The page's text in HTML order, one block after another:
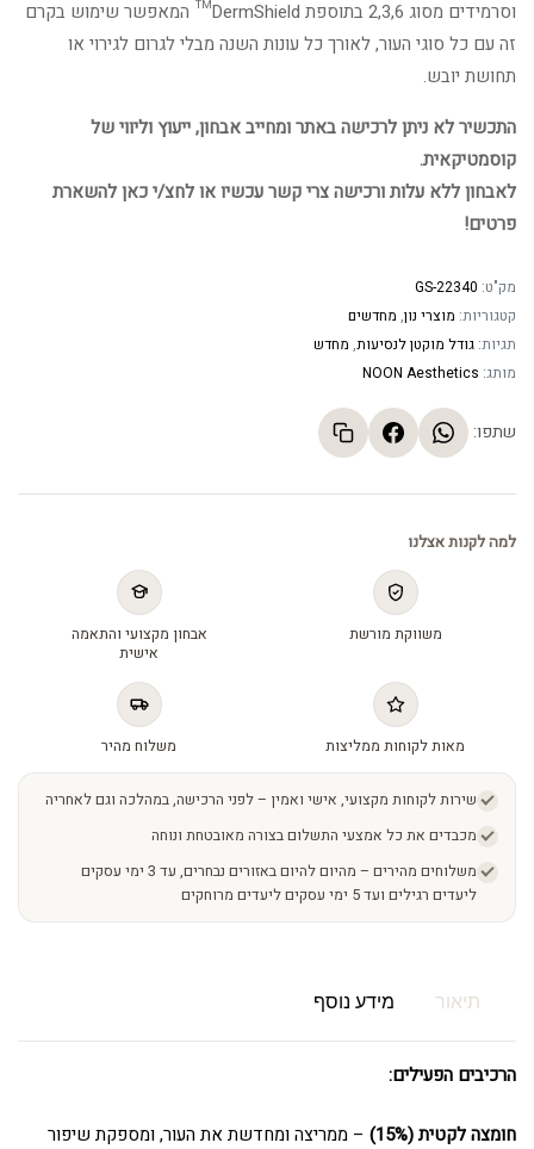
וסרמידים מסוג 2,3,6 בתוספת DermShield™ המאפשר שימוש בקרם
זה עם כל סוגי העור, לאורך כל עונות השנה מבלי לגרום לגירוי או
תחושת יובש.
התכשיר לא ניתן לרכישה באתר ומחייב אבחון, ייעוץ וליווי של
קוסמטיקאית.
לאבחון ללא עלות ורכישה צרי קשר עכשיו או לחצ/י כאן להשארת
פרטים!
מק"ט: GS-22340
קטגוריות: מוצרי נון, מחדשים
תגיות: גודל מוקטן לנסיעות, מחדש
מותג: NOON Aesthetics
שתפו:
למה לקנות אצלנו
משווקת מורשת
אבחון מקצועי והתאמה
אישית
מאות לקוחות ממליצות משלוח מהיר
שירות לקוחות מקצועי, אישי ואמין – לפני הרכישה, במהלכה וגם לאחריה
מכבדים את כל אמצעי התשלום בצורה מאובטחת ונוחה
משלוחים מהירים – מהיום להיום באזורים נבחרים, עד 3 ימי עסקים
ליעדים רגילים ועד 5 ימי עסקים ליעדים מרוחקים
תיאור מידע נוסף
הרכיבים הפעילים:
חומצה לקטית(15%)
– ממריצה ומחדשת את העור, ומספקת שיפור